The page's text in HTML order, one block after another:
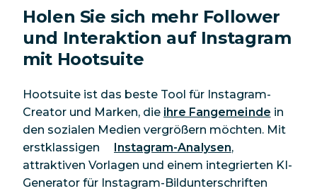
Holen Sie sich mehr Follower
und Interaktion auf Instagram
mit Hootsuite
Hootsuite ist das beste Tool für Instagram-
Creator und Marken, die ihre Fangemeinde in
den sozialen Medien vergrößern möchten. Mit
erstklassigen
Instagram-Analysen,
attraktiven Vorlagen und einem integrierten KI-
Generator für Instagram-Bildunterschriften